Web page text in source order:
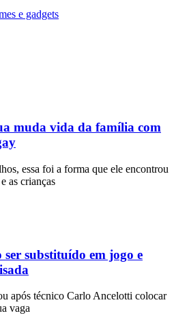
e gadgets
muda vida da família com
essa foi a forma que ele encontrou
as crianças
substituído em jogo e
após técnico Carlo Ancelotti colocar
vaga